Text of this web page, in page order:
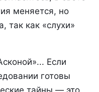
меняется, но
так как «слухи»
Если
готовы
тайны — это